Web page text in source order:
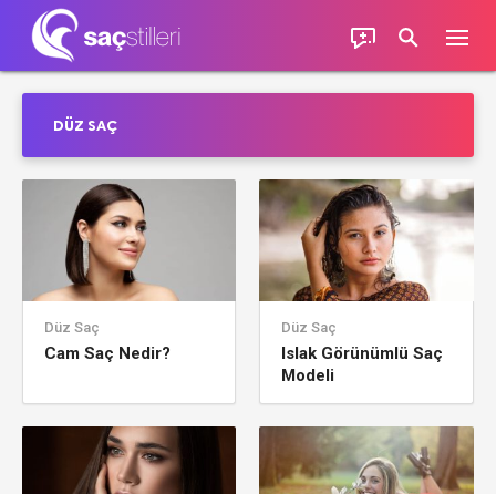
DÜZ SAÇ
Düz Saç
Cam Saç Nedir?
Düz Saç
Islak Görünümlü Saç
Modeli